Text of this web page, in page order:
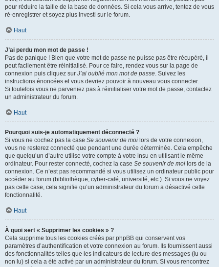
pour réduire la taille de la base de données. Si cela vous arrive, tentez de vous
ré-enregistrer et soyez plus investi sur le forum.
Haut
J’ai perdu mon mot de passe !
Pas de panique ! Bien que votre mot de passe ne puisse pas être récupéré, il
peut facilement être réinitialisé. Pour ce faire, rendez vous sur la page de
connexion puis cliquez sur J’ai oublié mon mot de passe. Suivez les
instructions énoncées et vous devriez pouvoir à nouveau vous connecter.
Si toutefois vous ne parveniez pas à réinitialiser votre mot de passe, contactez
un administrateur du forum.
Haut
Pourquoi suis-je automatiquement déconnecté ?
Si vous ne cochez pas la case Se souvenir de moi lors de votre connexion,
vous ne resterez connecté que pendant une durée déterminée. Cela empêche
que quelqu’un d’autre utilise votre compte à votre insu en utilisant le même
ordinateur. Pour rester connecté, cochez la case Se souvenir de moi lors de la
connexion. Ce n’est pas recommandé si vous utilisez un ordinateur public pour
accéder au forum (bibliothèque, cyber-café, université, etc.). Si vous ne voyez
pas cette case, cela signifie qu’un administrateur du forum a désactivé cette
fonctionnalité.
Haut
À quoi sert « Supprimer les cookies » ?
Cela supprime tous les cookies créés par phpBB qui conservent vos
paramètres d’authentification et votre connexion au forum. Ils fournissent aussi
des fonctionnalités telles que les indicateurs de lecture des messages (lu ou
non lu) si cela a été activé par un administrateur du forum. Si vous rencontrez